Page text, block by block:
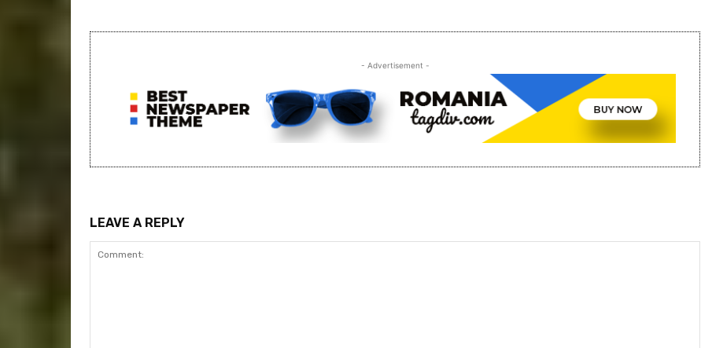
- Advertisement -
LEAVE A REPLY